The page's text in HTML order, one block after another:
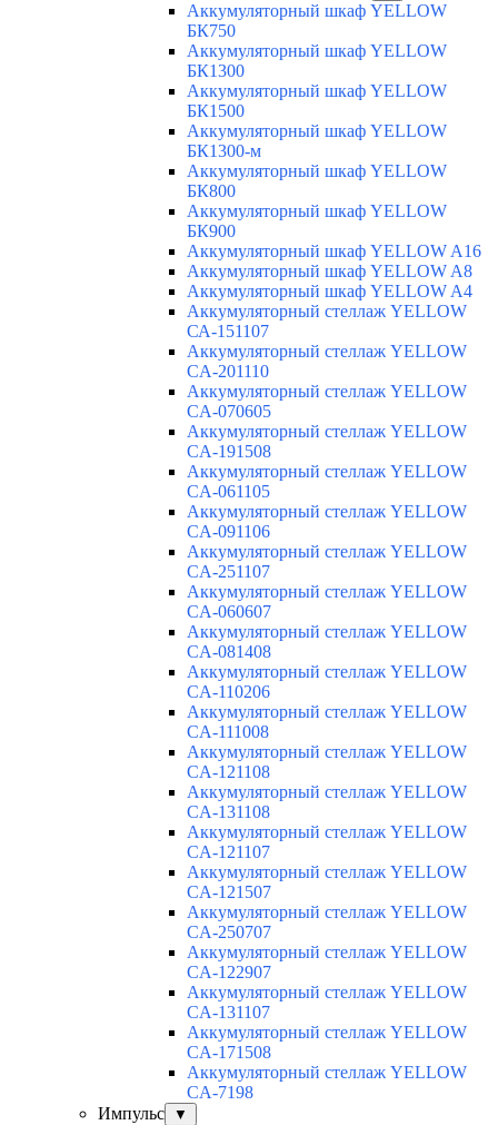
Аккумуляторный шкаф YELLOW
БК750
Аккумуляторный шкаф YELLOW
БК1300
Аккумуляторный шкаф YELLOW
БК1500
Аккумуляторный шкаф YELLOW
БК1300-м
Аккумуляторный шкаф YELLOW
БК800
Аккумуляторный шкаф YELLOW
БК900
Аккумуляторный шкаф YELLOW A16
Аккумуляторный шкаф YELLOW A8
Аккумуляторный шкаф YELLOW A4
Аккумуляторный стеллаж YELLOW
СА-151107
Аккумуляторный стеллаж YELLOW
CA-201110
Аккумуляторный стеллаж YELLOW
CA-070605
Аккумуляторный стеллаж YELLOW
CA-191508
Аккумуляторный стеллаж YELLOW
CA-061105
Аккумуляторный стеллаж YELLOW
CA-091106
Аккумуляторный стеллаж YELLOW
CA-251107
Аккумуляторный стеллаж YELLOW
CA-060607
Аккумуляторный стеллаж YELLOW
CA-081408
Аккумуляторный стеллаж YELLOW
CA-110206
Аккумуляторный стеллаж YELLOW
CA-111008
Аккумуляторный стеллаж YELLOW
CA-121108
Аккумуляторный стеллаж YELLOW
CA-131108
Аккумуляторный стеллаж YELLOW
CA-121107
Аккумуляторный стеллаж YELLOW
CA-121507
Аккумуляторный стеллаж YELLOW
CA-250707
Аккумуляторный стеллаж YELLOW
CA-122907
Аккумуляторный стеллаж YELLOW
CA-131107
Аккумуляторный стеллаж YELLOW
CA-171508
Аккумуляторный стеллаж YELLOW
CA-7198
Импульс
▼